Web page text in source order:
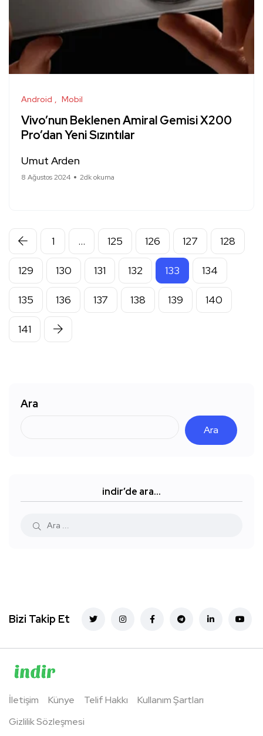
Android Mobil
Vivo’nun Beklenen Amiral Gemisi X200
Pro’dan Yeni Sızıntılar
Umut Arden
8 Ağustos 2024 2dk okuma
1 … 125 126 127 128
129 130 131 132 133 134
135 136 137 138 139 140
141
Ara
Ara
indir’de ara…
Bizi Takip Et
İletişim Künye Telif Hakkı
Kullanım Şartları
Gizlilik Sözleşmesi